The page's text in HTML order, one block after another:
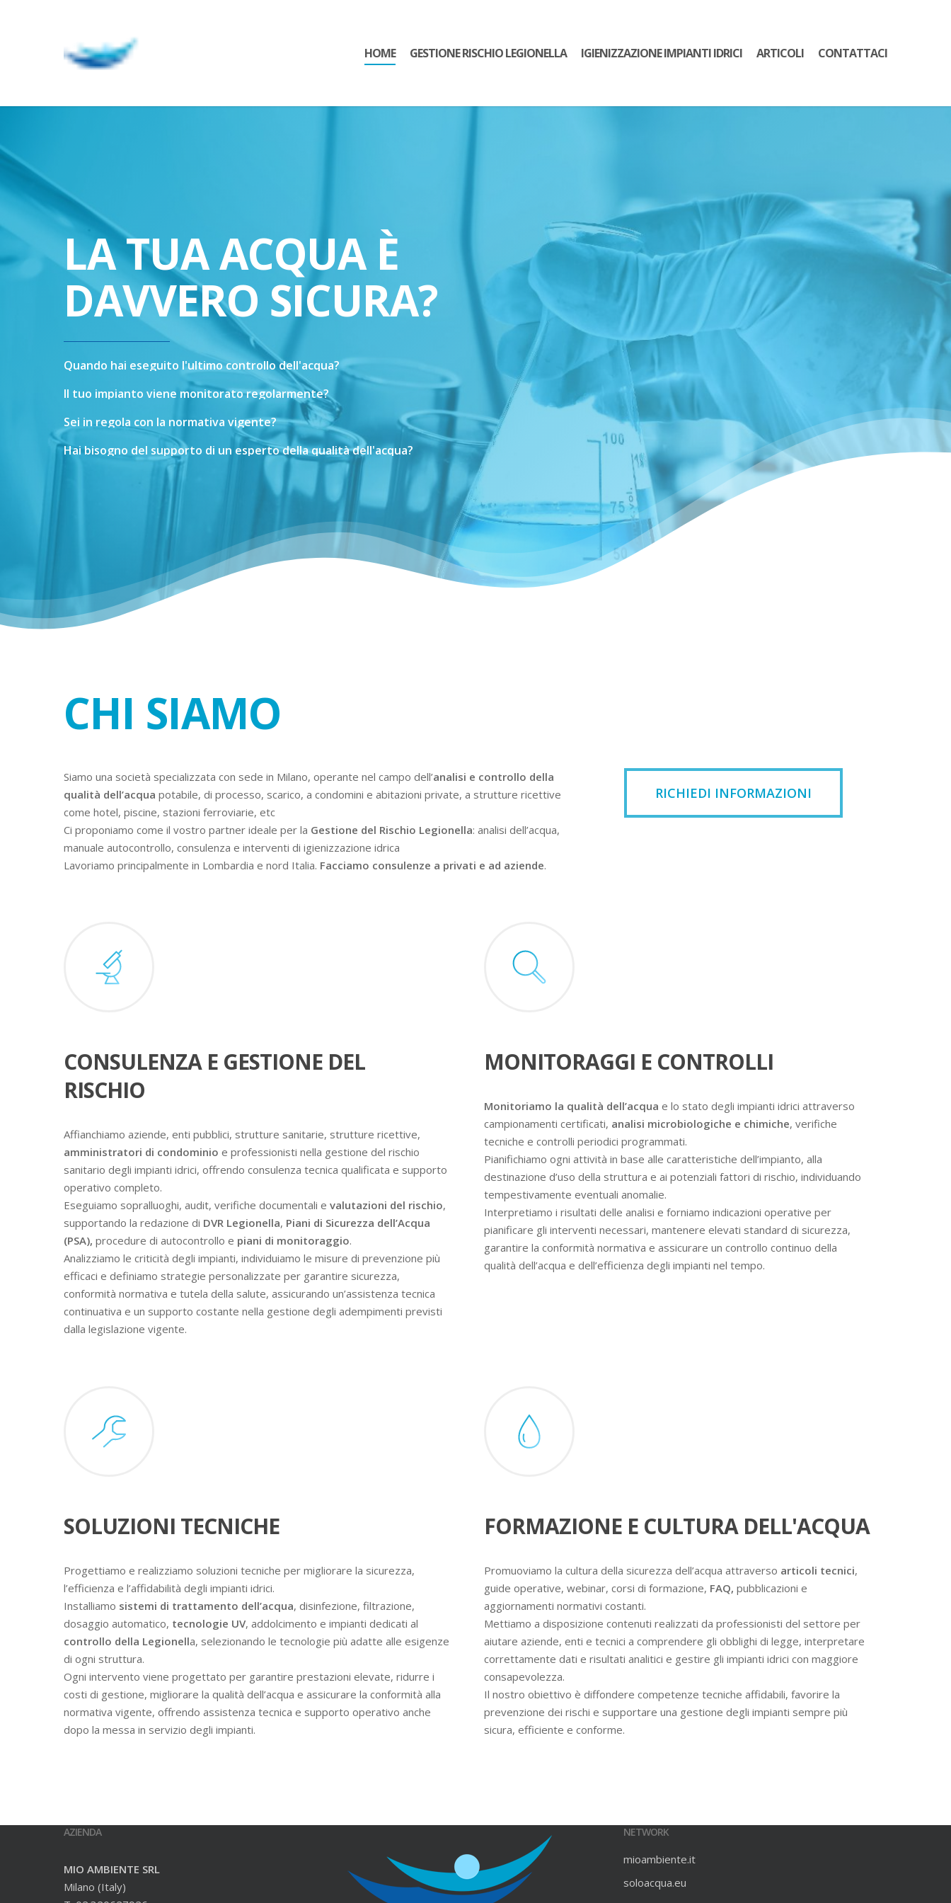
HOME GESTIONE RISCHIO LEGIONELLA IGIENIZZAZIONE IMPIANTI IDRICI ARTICOLI CONTATTACI
LA TUA ACQUA È
DAVVERO SICURA?
Quando hai eseguito l'ultimo controllo dell'acqua?
Il tuo impianto viene monitoratoregolarmente?
Sei in regola con la normativa vigente?
Hai bisogno del supporto di un espertodellaqualitàdell'acqua?
CHI SIAMO
Siamo una società specializzata con sede in Milano, operante nel campo dell’analisi e controllo della
qualità dell’acquapotabile, di processo, scarico, a condomini e abitazioni private, a strutture ricettive
come hotel, piscine, stazioni ferroviarie, etc
Ci proponiamo come il vostro partner ideale per la Gestione del Rischio Legionella: analisi dell’acqua,
manuale autocontrollo, consulenza e interventi di igienizzazione idrica
Lavoriamo principalmente in Lombardia e nord Italia. Facciamo consulenze a privati e ad aziende.
RICHIEDI INFORMAZIONI
CONSULENZA E GESTIONE DEL
RISCHIO
Affianchiamo aziende, enti pubblici, strutture sanitarie, strutture ricettive,
amministratori di condominio e professionisti nella gestione del rischio
sanitario degli impianti idrici, offrendo consulenza tecnica qualificata e supporto
operativo completo.
Eseguiamo sopralluoghi, audit, verifiche documentali evalutazioni del rischio,
supportando la redazione di DVR Legionella, Piani di Sicurezza dell’Acqua
(PSA), procedure di autocontrollo e piani di monitoraggio.
Analizziamo le criticità degli impianti, individuiamo le misure di prevenzione più
efficaci e definiamo strategie personalizzate per garantire sicurezza,
conformità normativa e tutela della salute, assicurando un’assistenza tecnica
continuativa e un supporto costante nella gestione degli adempimenti previsti
dalla legislazione vigente.
MONITORAGGI E CONTROLLI
Monitoriamo la qualità dell’acqua e lo stato degli impianti idrici attraverso
campionamenti certificati, analisi microbiologiche e chimiche, verifiche
tecniche e controlli periodici programmati.
Pianifichiamo ogni attività in base alle caratteristiche dell’impianto, alla
destinazione d’uso della struttura e ai potenziali fattori di rischio, individuando
tempestivamente eventuali anomalie.
Interpretiamo i risultati delle analisi e forniamo indicazioni operative per
pianificare gli interventi necessari, mantenere elevati standard di sicurezza,
garantire la conformità normativa e assicurare un controllo continuo della
qualità dell’acqua e dell’efficienza degli impianti nel tempo.
SOLUZIONI TECNICHE
Progettiamo e realizziamo soluzioni tecniche per migliorare la sicurezza,
l’efficienza e l’affidabilità degli impianti idrici.
Installiamo sistemi di trattamento dell’acqua, disinfezione, filtrazione,
dosaggio automatico, tecnologie UV, addolcimento e impianti dedicati al
controllo della Legionella, selezionando le tecnologie più adatte alle esigenze
di ogni struttura.
Ogni intervento viene progettato per garantire prestazioni elevate, ridurre i
costi di gestione, migliorare la qualità dell’acqua e assicurare la conformità alla
normativa vigente, offrendo assistenza tecnica e supporto operativo anche
dopo la messa in servizio degli impianti.
FORMAZIONE E CULTURA DELL'ACQUA
Promuoviamo la cultura della sicurezza dell’acqua attraverso articoli tecnici,
guide operative, webinar, corsi di formazione, FAQ, pubblicazioni e
aggiornamenti normativi costanti.
Mettiamo a disposizione contenuti realizzati da professionisti del settore per
aiutare aziende, enti e tecnici a comprendere gli obblighi di legge, interpretare
correttamente dati e risultati analitici e gestire gli impianti idrici con maggiore
consapevolezza.
Il nostro obiettivo è diffondere competenze tecniche affidabili, favorire la
prevenzione dei rischi e supportare una gestione degli impianti sempre più
sicura, efficiente e conforme.
AZIENDA
MIO AMBIENTE SRL
Milano (Italy)
NETWORK
mioambiente.it
soloacqua.eu